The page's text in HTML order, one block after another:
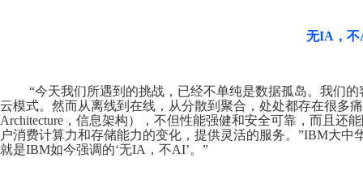
无IA，
“今天我们所遇到的挑战，已经不单纯是数据孤岛。我们
云模式。然而从离线到在线，从分散到聚合，处处都存在很多
Architecture，信息架构），不但性能强健和安全可靠，而且还
户消费计算力和存储能力的变化，提供灵活的服务。”IBM大
就是IBM如今强调的‘无IA，不AI’。”